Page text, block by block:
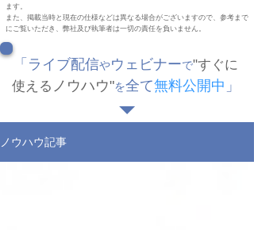
ます。
​また、掲載当時と現在の仕様などは異なる場合がございますので、参考まで
にご覧いただき、弊社及び執筆者は一切の責任を負いません。
「ライブ配信やウェビナーで"すぐに
使える ノウハウ"を全て無料公開中 」
ノウハウ記事